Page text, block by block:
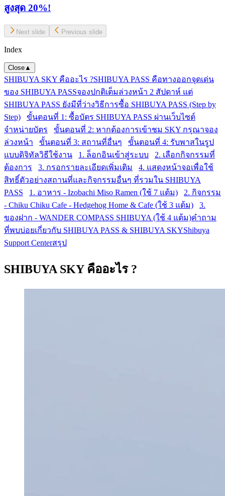
สูงสุด 20%!
Next slide Previous slide
Index
Close▲
SHIBUYA SKY คืออะไร ?SHIBUYA PASS คือทางออกจุดเด่น
ของ SHIBUYA PASSจองปกติเต็มล่วงหน้า 2 สัปดาห์ แต่
SHIBUYA PASS ยังมีที่ว่างวิธีการซื้อ SHIBUYA PASS (Step by
Step)
ขั้นตอนที่ 1: ซื้อบัตร SHIBUYA PASS ผ่านเว็บไซต์
จำหน่ายบัตร
ขั้นตอนที่ 2: หากต้องการเข้าชม SKY กรุณาจอง
ล่วงหน้า
ขั้นตอนที่ 3: สถานที่อื่นๆ
ขั้นตอนที่ 4: รับพาสในรูป
แบบดิจิทัลวิธีใช้งาน 1. ล็อกอินเข้าสู่ระบบ
2. เลือกกิจกรรมที่
ต้องการ
3. กรอกรายละเอียดเพิ่มเติม
4. แสดงหน้าจอเพื่อใช้
สิทธิ์ตัวอย่างสถานที่และกิจกรรมอื่นๆ ที่รวมใน SHIBUYA
PASS
1. อาหาร - Izobachi Miso Ramen (ใช้ 7 แต้ม)
2. กิจกรรม
- Chiku Chiku Cafe - Hedgehog Home & Cafe (ใช้ 3 แต้ม)
3.
ของฝาก - WANDER COMPASS SHIBUYA (ใช้ 4 แต้ม)คำถาม
ที่พบบ่อยเกี่ยวกับ SHIBUYA PASS & SHIBUYA SKYShibuya
Support Centerสรุป
SHIBUYA SKY คืออะไร ?